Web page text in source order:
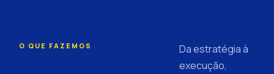
O QUE FAZEMOS
Da estratégia à
execução,